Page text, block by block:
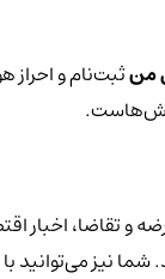
منثبت‌نام و
و تقاضا، اخبار
شما نیز